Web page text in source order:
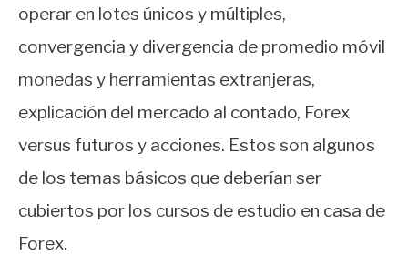
operar en lotes únicos y múltiples,
convergencia y divergencia de promedio móvil
monedas y herramientas extranjeras,
explicación del mercado al contado, Forex
versus futuros y acciones. Estos son algunos
de los temas básicos que deberían ser
cubiertos por los cursos de estudio en casa de
Forex.